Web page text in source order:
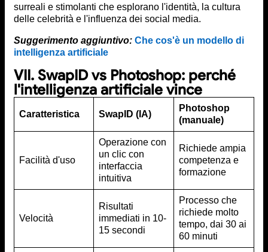
surreali e stimolanti che esplorano l'identità, la cultura
delle celebrità e l'influenza dei social media.
Suggerimento aggiuntivo: Che cos'è un modello di
intelligenza artificiale
VII. SwapID vs Photoshop: perché
l'intelligenza artificiale vince
Caratteristica SwapID (IA)
Photoshop
(manuale)
Facilità d'uso
Operazione con
un clic con
interfaccia
intuitiva
Richiede ampia
competenza e
formazione
Velocità
Risultati
immediati in 10-
15 secondi
Processo che
richiede molto
tempo, dai 30 ai
60 minuti